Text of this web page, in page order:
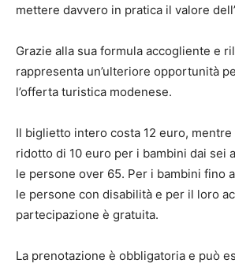
mettere davvero in pratica il valore
Grazie alla sua formula accogliente e
rappresenta un’ulteriore opportunità
l’offerta turistica modenese.
Il biglietto intero costa 12 euro,
ridotto di 10 euro per i bambini dai sei
le persone over 65. Per i bambini fino
le persone con disabilità e per il loro
partecipazione è gratuita.
La prenotazione è obbligatoria e può